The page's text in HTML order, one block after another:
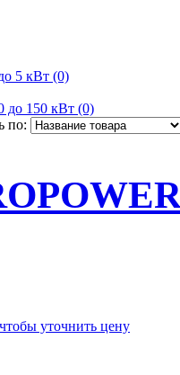
5 кВт (0)
до 150 кВт (0)
по:
уточнить цену